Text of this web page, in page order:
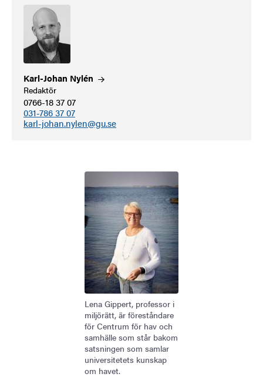
Karl-Johan Nylén
Redaktör
0766-18 37 07
031-786 37 07
karl-johan.nylen@gu.se
Bild
Lena Gippert, professor i
miljörätt, är föreståndare
för Centrum för hav och
samhälle som står bakom
satsningen som samlar
universitetets kunskap
om havet.